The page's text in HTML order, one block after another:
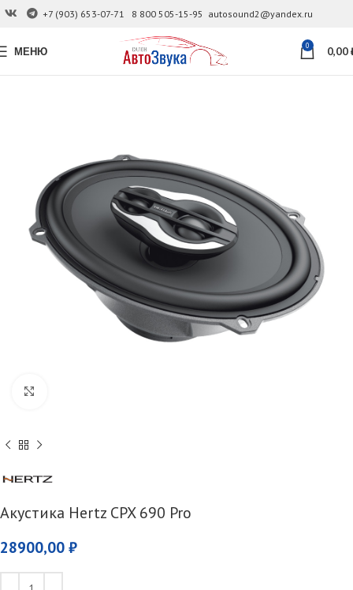
+7 (903) 653-07-71 8 800 505-15-95 autosound2@yandex.ru
МЕНЮ 0 0,00
Акустика Hertz CPX 690 Pro
28900,00 ₽